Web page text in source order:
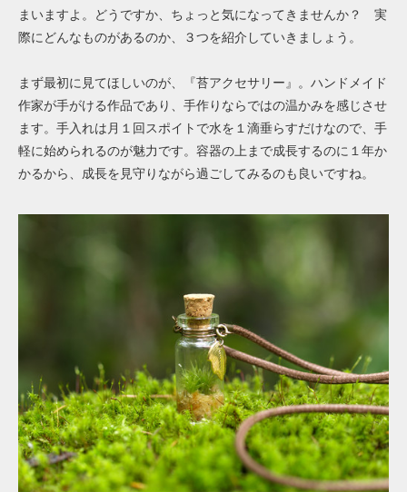
まいますよ。どうですか、ちょっと気になってきませんか？ 実
際にどんなものがあるのか、３つを紹介していきましょう。
まず最初に見てほしいのが、『苔アクセサリー』。ハンドメイド
作家が手がける作品であり、手作りならではの温かみを感じさせ
ます。手入れは月１回スポイトで水を１滴垂らすだけなので、手
軽に始められるのが魅力です。容器の上まで成長するのに１年か
かるから、成長を見守りながら過ごしてみるのも良いですね。